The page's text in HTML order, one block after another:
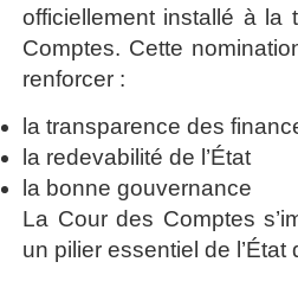
officiellement installé à la
Comptes. Cette
renforcer :
la transparence des
la redevabilité de l’État
la bonne gouvernance
La Cour des Comptes
un pilier essentiel de